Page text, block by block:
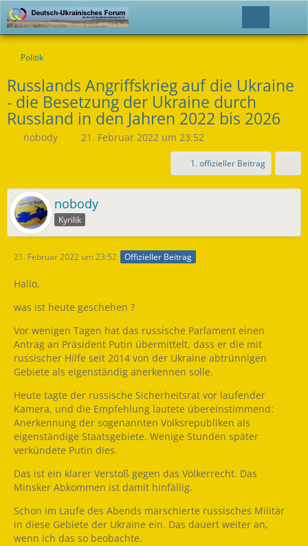
Politik
Russlands Angriffskrieg auf die Ukraine
- die Besetzung der Ukraine durch
Russland in den Jahren 2022 bis 2026
nobody 21. Februar 2022 um 23:52
1. offizieller Beitrag
nobody
Kyrilik
21. Februar 2022 um 23:52 Offizieller Beitrag
Hallo,
was ist heute geschehen ?
Vor wenigen Tagen hat das russische Parlament einen
Antrag an Präsident Putin übermittelt, dass er die mit
russischer Hilfe seit 2014 von der Ukraine abtrünnigen
Gebiete als eigenständig anerkennen solle.
Heute tagte der russische Sicherheitsrat vor laufender
Kamera, und die Empfehlung lautete übereinstimmend:
Anerkennung der sogenannten Volksrepubliken als
eigenständige Staatsgebiete. Wenige Stunden später
verkündete Putin dies.
Das ist ein klarer Verstoß gegen das Völkerrecht. Das
Minsker Abkommen ist damit hinfällig.
Schon im Laufe des Abends marschierte russisches Militär
in diese Gebiete der Ukraine ein. Das dauert weiter an,
wenn ich das so beobachte.